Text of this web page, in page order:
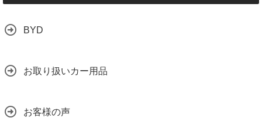
BYD
お取り扱いカー用品
お客様の声